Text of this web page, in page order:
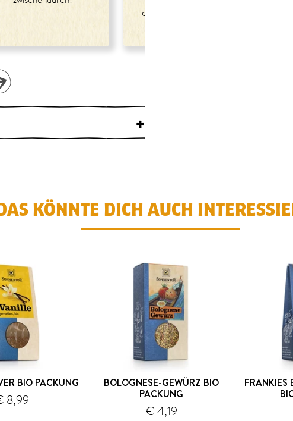
cremiger Bohnencreme!
+
KÖNNTE DICH AUCH
BIO PACKUNG
8,99
BOLOGNESE-GEWÜRZ BIO
PACKUNG
€ 4,19Versand
FRANKIES